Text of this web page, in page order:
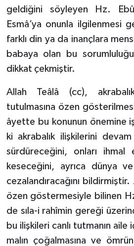
geldiğini söyleyen Hz. Ebû
Esmâ’ya onunla ilgilenmesi
farklı din ya da inançlara
babaya olan bu
dikkat çekmiştir.
Allah Teâlâ (cc),
tutulmasına özen
âyette bu konunun önemine
ki akrabalık ilişkilerini
sürdüreceğini, onları ihmal
keseceğini, ayrıca dünya
cezalandıracağını
özen göstermesiyle bilinen
de sıla-i rahîmin gereği
bu ilişkileri canlı tutmanın aile
malın çoğalmasına ve